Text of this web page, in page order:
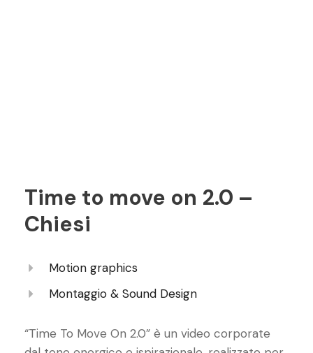
Time to move on 2.0 –
Chiesi
Motion graphics
Montaggio & Sound Design
“Time To Move On 2.0” è un video corporate